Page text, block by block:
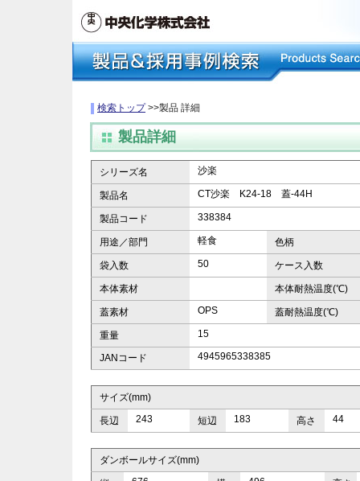
検索トップ>>製品 詳細
製品詳細
シリーズ名 沙楽
製品名 CT沙楽 K24-18 蓋-44H
製品コード 338384
用途／部門 軽食 色柄
袋入数 50 ケース入数
本体素材 本体耐熱温度(℃)
蓋素材 OPS 蓋耐熱温度(℃)
重量 15
JANコード 4945965338385
サイズ(mm)
長辺 243 短辺 183 高さ 44
ダンボールサイズ(mm)